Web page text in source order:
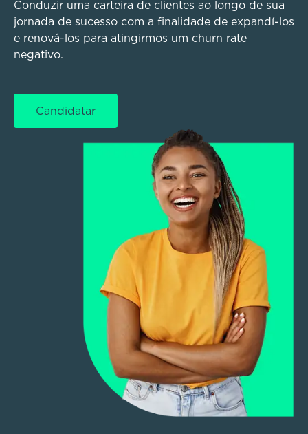
Conduzir uma carteira de clientes ao longo de sua
jornada de sucesso com a finalidade de expandí-los
e renová-los para atingirmos um churn rate
negativo.
Candidatar